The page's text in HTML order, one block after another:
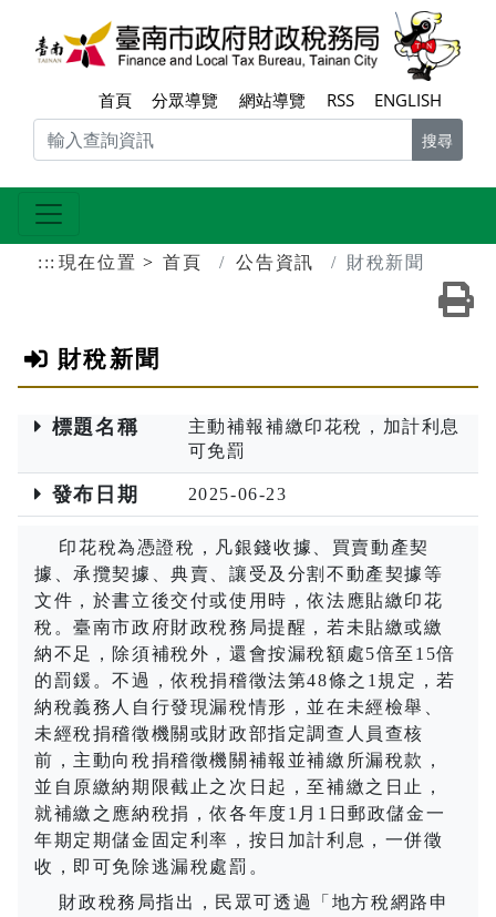
跳到主要內容區塊
首頁 分眾導覽 網站導覽 RSS ENGLISH
搜尋
::: 現在位置 首頁 公告資訊
財稅新聞
財稅新聞
標題名稱
主動補報補繳印花稅，加計利息
可免罰
發布日期 2025-06-23
印花稅為憑證稅，凡銀錢收據、買賣動產契
據、承攬契據、典賣、讓受及分割不動產契據等
文件，於書立後交付或使用時，依法應貼繳印花
稅。臺南市政府財政稅務局提醒，若未貼繳或繳
納不足，除須補稅外，還會按漏稅額處5倍至 15倍
的罰鍰。不過，依稅捐稽徵法第48條之 1 規定，若
納稅義務人自行發現漏稅情形，並在未經檢舉、
未經稅捐稽徵機關或財政部指定調查人員查核
前，主動向稅捐稽徵機關補報並補繳所漏稅款，
並自原繳納期限截止之次日起，至補繳之日止，
就補繳之應納稅捐，依各年度1 月 1 日郵政儲金一
年期定期儲金固定利率，按日加計利息，一併徵
收，即可免除逃漏稅處罰。
財政稅務局指出，民眾可透過「地方稅網路申